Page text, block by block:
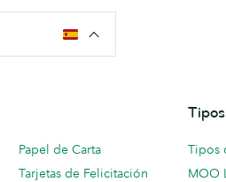
Papel de Carta
Tarjetas de Felicitación
Tipos
MOO